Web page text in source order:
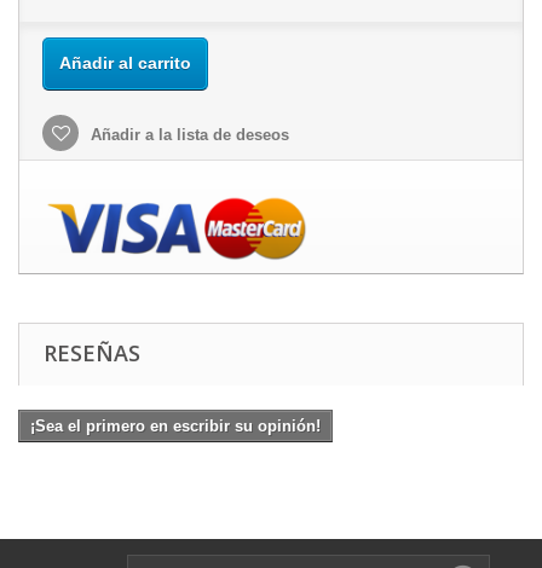
Añadir al carrito
Añadir a la lista de deseos
RESEÑAS
¡Sea el primero en escribir su opinión!